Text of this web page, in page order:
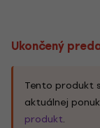
Ukončený
Tento produkt
aktuálnej
produkt.